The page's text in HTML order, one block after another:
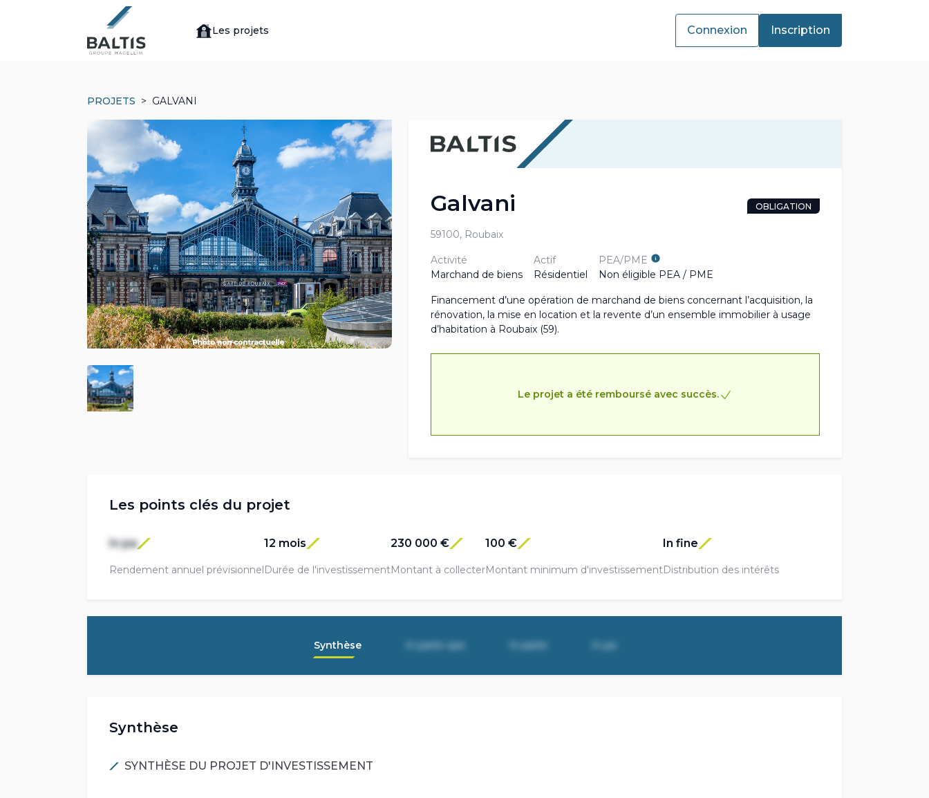
Les projets Connexion Inscription
PROJETS GALVANI
Galvani OBLIGATION
59100, Roubaix
Activité
Marchand de biens
Actif
Résidentiel
PEA/PME
Non éligible PEA / PME
Financement d’une opération de marchand de biens concernant l’acquisition, la
rénovation, la mise en location et la revente d’un ensemble immobilier à usage
d’habitation à Roubaix (59).
Le projet a été remboursé avec succès.
Les points clés du projet
In pa
Rendement annuel prévisionnel
12 mois
Durée de l'investissement
230 000 €
Montant à collecter
100 €
Montant minimum d'investissement
In fine
Distribution des intérêts
Synthèse In parte ope In parte In pa
Synthèse
SYNTHÈSE DU PROJET D'INVESTISSEMENT